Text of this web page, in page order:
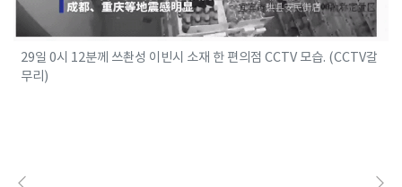
29일 0시 12분께 쓰촨성 이빈시 소재 한 편의점 CCTV 모습. (CCTV갈
무리)